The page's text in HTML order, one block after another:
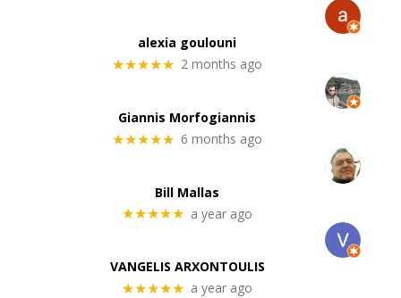
alexia goulouni
★★★★★ 2 months ago
Giannis Morfogiannis
★★★★★ 6 months ago
Bill Mallas
★★★★★ a year ago
VANGELIS ARXONTOULIS
★★★★★ a year ago